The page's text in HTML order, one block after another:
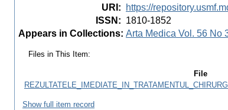
URI :
https://
ISSN : 1810-1852
Appears in Collections: Arta Medica Vol. 56 No
Files in This Item:
File
Show full item record